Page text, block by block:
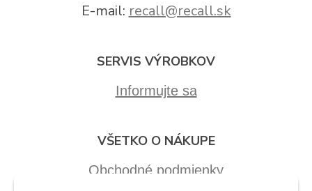
E-mail: recall@recall.sk
SERVIS VÝROBKOV
Informujte sa
VŠETKO O NÁKUPE
Obchodné podmienky